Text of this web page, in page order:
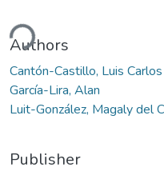
Authors
Cantón-Castillo, Luis Carlos
García-Lira, Alan
Luit-González, Magaly del
Publisher